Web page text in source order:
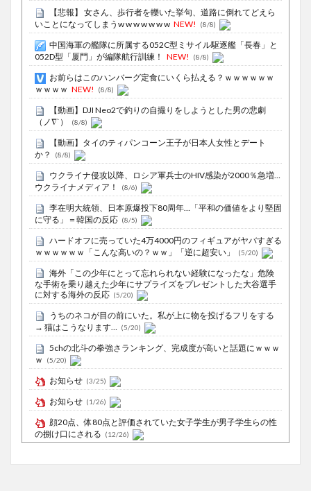
【悲報】 女さん、歩行者を轢いた挙句、道路に倒れてどえら
いことになってしまうw w w w w w w NEW! (8/8)
中国海軍の艦隊に所属する052C型ミサイル駆逐艦「長春」と
052D型「厦門」が編隊航行訓練！
NEW! (8/8)
お前らはこのハンバーグ定食にいくら払える？ｗｗｗｗｗｗ
ｗｗｗｗ NEW! (8/8)
【動画】DJI Neo2で釣りの自撮りをしようとした男の悲劇
（ノ∇`）
(8/8)
【動画】タイのティパンコーン王子が日本人女性とデート
か？
(8/8)
ウクライナ侵攻以降、ロシア軍兵士のHIV感染が2000％急増…
ウクライナメディア！
(8/6)
李在明大統領、日本原爆投下80周年…「平和の価値をより堅固
に守る」＝韓国の反応 (8/5)
ハードオフに売っていた4万4000円のフィギュアがヤバすぎる
ｗｗｗｗｗｗ「こんな高いの？ｗｗ」「逆に超安い」
(5/20)
海外「この少年にとって忘れられない経験になったな」危険
な手術を乗り越えた少年にサプライズをプレゼントした大谷選手
に対する海外の反応 (5/20)
うちのネコが目の前にいた。私が上に物を投げるフリをする
→ 猫はこうなります… (5/20)
5chの北斗の拳強さランキング、完成度が高いと話題にｗｗｗ
ｗ
(5/20)
お知らせ (3/25)
お知らせ (1/26)
顔20点、体80点と評価されていた女子学生が男子学生らの性
の捌け口にされる (12/26)
広がらず (7/13)